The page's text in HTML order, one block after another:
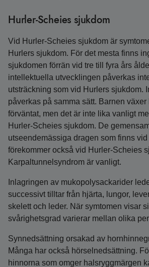
Hurler-Scheies sjukdom
Vid Hurler-Scheies sjukdom är
Hurlers sjukdom. För det mesta finns
sjukdomen förrän vid tre till fyra års
intellektuella utvecklingen påverkas
utsträckning som vid Hurlers sjukdom.
påverkas på samma sätt. Barnen
förväntat, men det är inte lika vanligt
Hurler-Scheies sjukdom. De
utseendemässiga dragen som finns
förekommer också vid Hurler-Scheies
Karpaltunnelsyndrom är vanligt.
Inlagringen av mukopolysackarider
successivt tilltar från hjärta, lungor,
skelett och leder. När symtomen visar
svårighetsgrad varierar mellan olika
Synnedsättning orsakad av
Många har också hörselnedsättning.
hinnorna som omger halsryggmärgen